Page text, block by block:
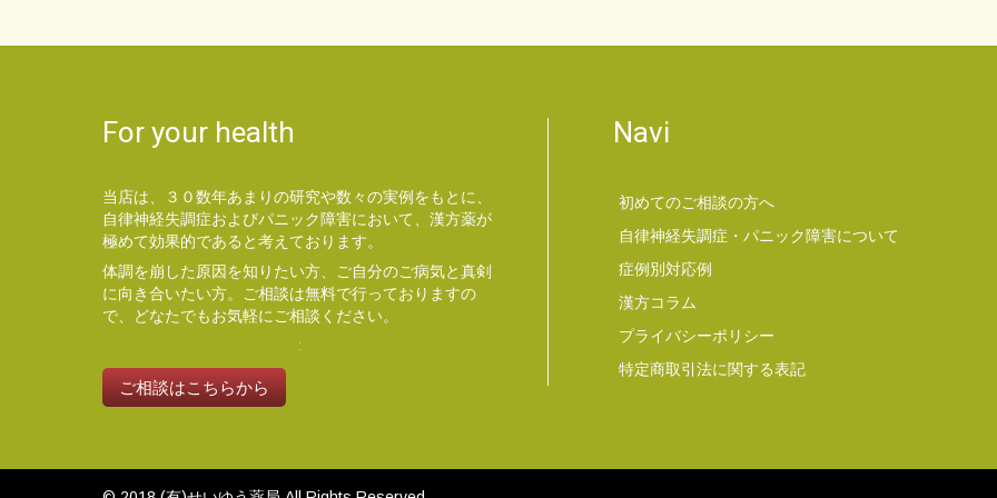
For your health
当店は、３０数年あまりの研究や数々の実例をもとに、
自律神経失調症およびパニック障害において、漢方薬が
極めて効果的であると考えております。
体調を崩した原因を知りたい方、ご自分のご病気と真剣
に向き合いたい方。ご相談は無料で行っておりますの
で、どなたでもお気軽にご相談ください。
ご相談はこちらから
Navi
初めてのご相談の方へ
自律神経失調症・パニック障害について
症例別対応例
漢方コラム
プライバシーポリシー
特定商取引法に関する表記